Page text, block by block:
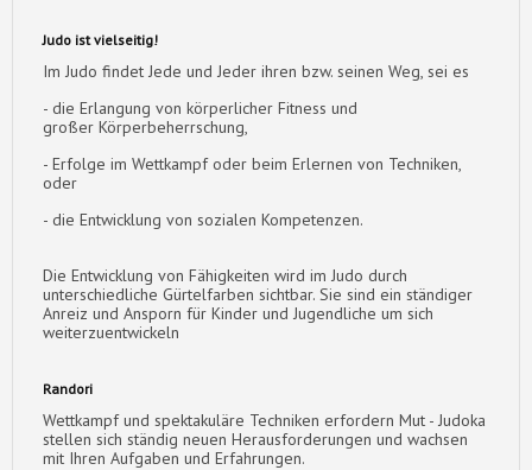
Judo ist vielseitig!
Im Judo findet Jede und Jeder ihren bzw. seinen Weg, sei es
- die Erlangung von körperlicher Fitness und
großer Körperbeherrschung,
- Erfolge im Wettkampf oder beim Erlernen von Techniken,
oder
- die Entwicklung von sozialen Kompetenzen.
Die Entwicklung von Fähigkeiten wird im Judo durch
unterschiedliche Gürtelfarben sichtbar. Sie sind ein ständiger
Anreiz und Ansporn für Kinder und Jugendliche um sich
weiterzuentwickeln
Randori
Wettkampf und spektakuläre Techniken erfordern Mut - Judoka
stellen sich ständig neuen Herausforderungen und wachsen
mit Ihren Aufgaben und Erfahrungen.